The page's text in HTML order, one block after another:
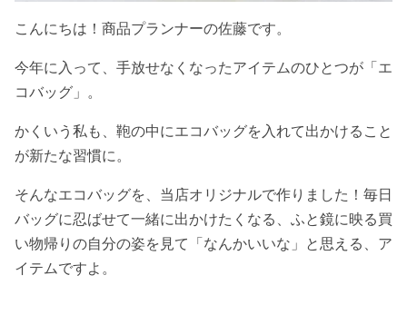
こんにちは！商品プランナーの佐藤です。
今年に入って、手放せなくなったアイテムのひとつが「エ
コバッグ」。
かくいう私も、鞄の中にエコバッグを入れて出かけること
が新たな習慣に。
そんなエコバッグを、当店オリジナルで作りました！毎日
バッグに忍ばせて一緒に出かけたくなる、ふと鏡に映る買
い物帰りの自分の姿を見て「なんかいいな」と思える、ア
イテムですよ。